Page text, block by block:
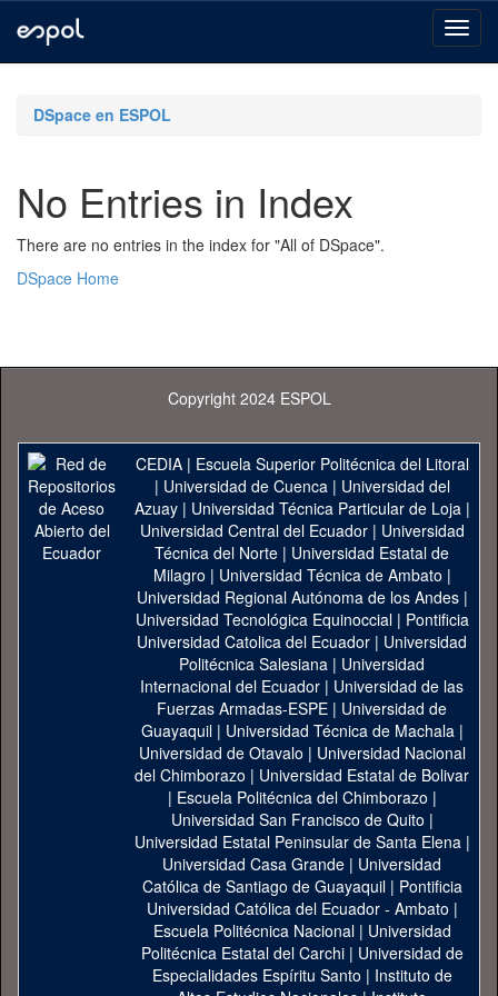
navigationDSpace en ESPOL
No Entries in Index
There are no entries in the index for "All of DSpace".
DSpace Home
Copyright 2024 ESPOL
CEDIA| Escuela Superior Politécnica del Litoral
| Universidad de Cuenca| Universidad del
Azuay| Universidad Técnica Particular de Loja|
Universidad Central del Ecuador| Universidad
Técnica del Norte | Universidad Estatal de
Milagro | Universidad Técnica de Ambato |
Universidad Regional Autónoma de los Andes|
Universidad Tecnológica Equinoccial| Pontificia
Universidad Catolica del Ecuador | Universidad
Politécnica Salesiana | Universidad
Internacional del Ecuador | Universidad de las
Fuerzas Armadas-ESPE | Universidad de
Guayaquil| Universidad Técnica de Machala|
Universidad de Otavalo | Universidad Nacional
del Chimborazo | Universidad Estatal de Bolivar
| Escuela Politécnica del Chimborazo |
Universidad San Francisco de Quito |
Universidad Estatal Peninsular de Santa Elena|
Universidad Casa Grande | Universidad
Católica de Santiago de Guayaquil| Pontificia
Universidad Católica del Ecuador - Ambato |
Escuela Politécnica Nacional| Universidad
Politécnica Estatal del Carchi| Universidad de
Especialidades Espíritu Santo | Instituto de